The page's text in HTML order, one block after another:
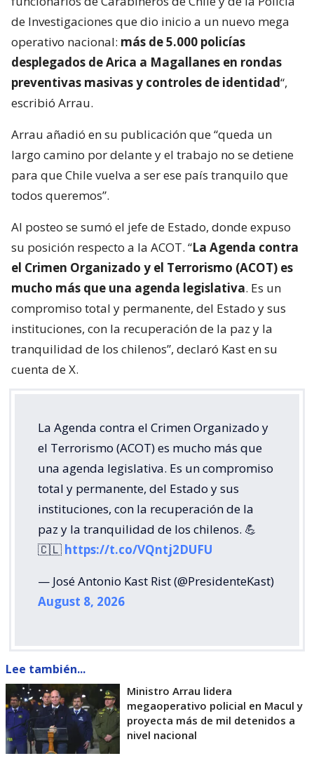
de Investigaciones que dio inicio a un nuevo mega
operativo nacional: más de 5.000 policías
desplegados de Arica a Magallanes en rondas
preventivas masivas y controles de identidad“,
escribió Arrau.
Arrau añadió en su publicación que “queda un
largo camino por delante y el trabajo no se detiene
para que Chile vuelva a ser ese país tranquilo que
todos queremos”.
Al posteo se sumó el jefe de Estado, donde expuso
su posición respecto a la ACOT. “La Agenda contra
el Crimen Organizado y el Terrorismo (ACOT) es
mucho más que una agenda legislativa. Es un
compromiso total y permanente, del Estado y sus
instituciones, con la recuperación de la paz y la
tranquilidad de los chilenos”, declaró Kast en su
cuenta de X.
La Agenda contra el Crimen Organizado y
el Terrorismo (ACOT) es mucho más que
una agenda legislativa. Es un compromiso
total y permanente, del Estado y sus
instituciones, con la recuperación de la
paz y la tranquilidad de los chilenos. 💪
🇨🇱 https://t.co/VQntj2DUFU
— José Antonio Kast Rist (@PresidenteKast)
August 8, 2026
Lee también...
Ministro Arrau lidera
megaoperativo policial en Macul y
proyecta más de mil detenidos a
nivel nacional